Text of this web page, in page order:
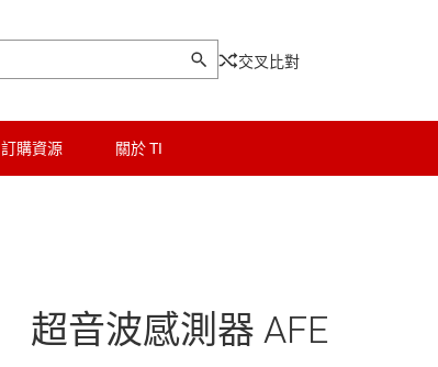
交叉比對
訂購資源 關於 TI
超音波感測器 AFE